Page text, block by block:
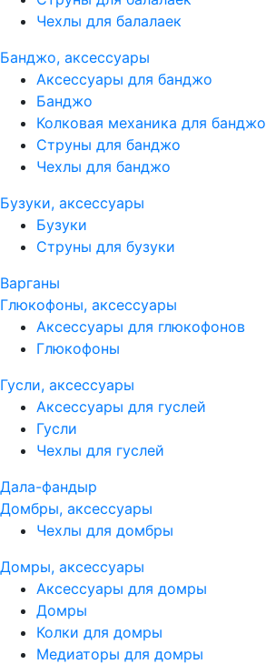
Чехлы для балалаек
Банджо, аксессуары
Аксессуары для банджо
Банджо
Колковая механика для банджо
Струны для банджо
Чехлы для банджо
Бузуки, аксессуары
Бузуки
Струны для бузуки
Варганы
Глюкофоны, аксессуары
Аксессуары для глюкофонов
Глюкофоны
Гусли, аксессуары
Аксессуары для гуслей
Гусли
Чехлы для гуслей
Дала-фандыр
Домбры, аксессуары
Чехлы для домбры
Домры, аксессуары
Аксессуары для домры
Домры
Колки для домры
Медиаторы для домры